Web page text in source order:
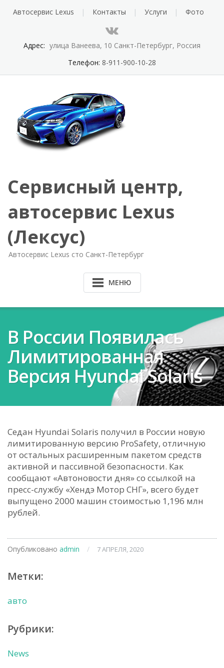
Автосервис Lexus Контакты Услуги Фото
Адрес: улица Ванеева, 10 Санкт-Петербург, Россия
Телефон: 8-911-900-10-28
Сервисный центр,
автосервис Lexus
(Лексус)
Автосервис Lexus сто Санкт-Петербург
МЕНЮ
В России Появилась
Лимитированная
Версия Hyundai Solaris
Седан Hyundai Solaris получил в России новую
лимитированную версию ProSafety, отличную
от остальных расширенным пакетом средств
активной и пассивной безопасности. Как
сообщают «Автоновости дня» со ссылкой на
пресс-службу «Хендэ Мотор СНГ», всего будет
выпущено 2000 машин стоимостью 1,196 млн
рублей.
Опубликовано admin / 7 АПРЕЛЯ, 2020
Метки:
авто
Рубрики:
News